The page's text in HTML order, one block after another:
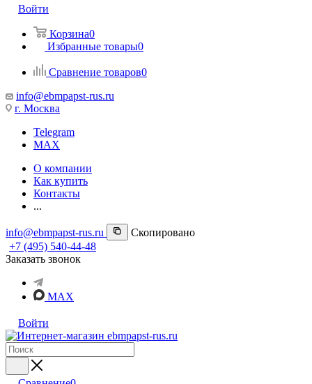
Войти
Корзина0
Избранные товары0
Сравнение товаров0
info@ebmpapst-rus.ru
г. Москва
Telegram
MAX
О компании
Как купить
Контакты
...
info@ebmpapst-rus.ru
Скопировано
+7 (495) 540-44-48
Заказать звонок
MAX
Войти